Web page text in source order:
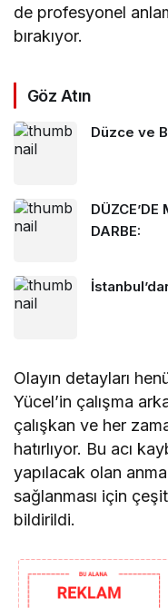
de profesyonel
bırakıyor.
Göz Atın
Düzce ve
DARBE:
Olayın detayları
Yücel’in çalışma
çalışkan ve her
hatırlıyor. Bu acı
yapılacak olan
sağlanması için
bildirildi.